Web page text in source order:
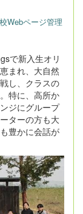
Webページ管理
で新入生オリ
まれ、大自然
し、クラスの
特に、高所か
ジにグループ
ターの方も大
豊かに会話が